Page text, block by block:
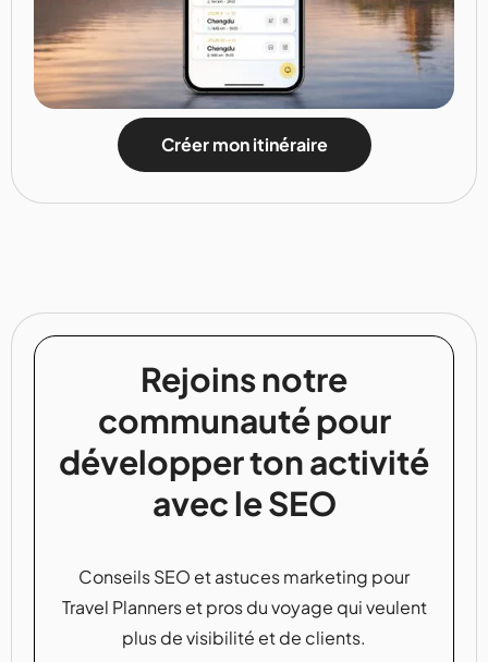
Créer mon itinéraire
Rejoins notre
communauté pour
développer ton activité
avec le SEO
Conseils SEO et astuces marketing pour
Travel Planners et pros du voyage qui veulent
plus de visibilité et de clients.